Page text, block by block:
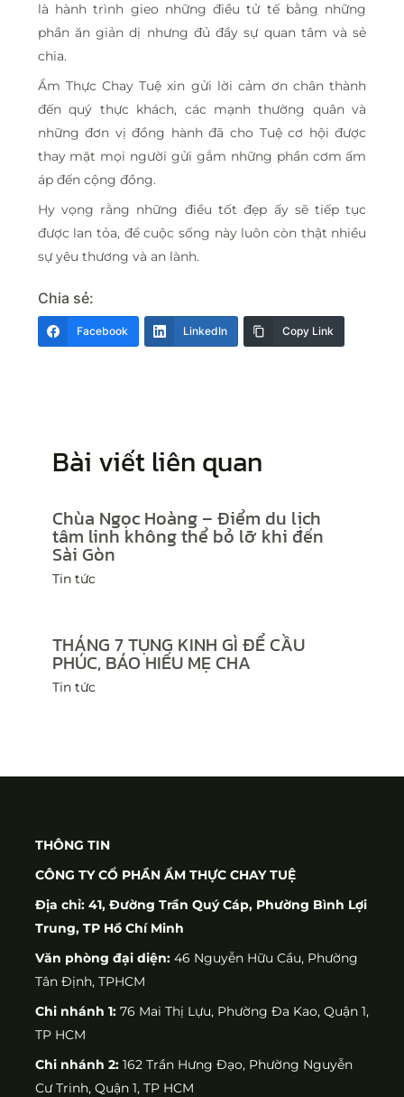
là hành trình gieo những điều tử tế bằng những
phần ăn giản dị nhưng đủ đầy sự quan tâm và sẻ
chia.
Ẩm Thực Chay Tuệ xin gửi lời cảm ơn chân thành
đến quý thực khách, các mạnh thường quân và
những đơn vị đồng hành đã cho Tuệ cơ hội được
thay mặt mọi người gửi gắm những phần cơm ấm
áp đến cộng đồng.
Hy vọng rằng những điều tốt đẹp ấy sẽ tiếp tục
được lan tỏa, để cuộc sống này luôn còn thật nhiều
sự yêu thương và an lành.
Chia sẻ:
Facebook LinkedIn Copy Link
Bài viết liên quan
Chùa Ngọc Hoàng – Điểm du lịch
tâm linh không thể bỏ lỡ khi đến
Sài Gòn
Tin tức
THÁNG 7 TỤNG KINH GÌ ĐỂ CẦU
PHÚC, BÁO HIẾU MẸ CHA
Tin tức
THÔNG TIN
CÔNG TY CỔ PHẦN ẨM THỰC CHAY TUỆ
Địa chỉ: 41, Đường Trần Quý Cáp, Phường Bình Lợi
Trung, TP Hồ Chí Minh
Văn phòng đại diện: 46 Nguyễn Hữu Cầu, Phường
Tân Định, TPHCM
Chi nhánh 1: 76 Mai Thị Lựu, Phường Đa Kao, Quận 1,
TP HCM
Chi nhánh 2: 162 Trần Hưng Đạo, Phường Nguyễn
Cư Trinh, Quận 1, TP HCM